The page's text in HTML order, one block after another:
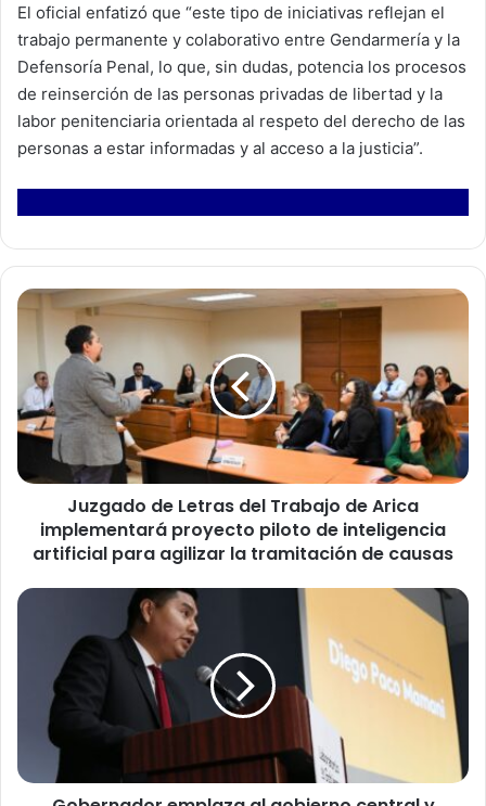
El oficial enfatizó que “este tipo de iniciativas reflejan el
trabajo permanente y colaborativo entre Gendarmería y la
Defensoría Penal, lo que, sin dudas, potencia los procesos
de reinserción de las personas privadas de libertad y la
labor penitenciaria orientada al respeto del derecho de las
personas a estar informadas y al acceso a la justicia”.
J
d
o
e
a
b
Juzgado de Letras del Trabajo de Arica
implementará proyecto piloto de inteligencia
artificial para agilizar la tramitación de causas
G
o